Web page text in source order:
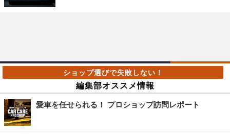
編集部オススメ情報
愛車を任せられる！ プロショップ訪問レポート